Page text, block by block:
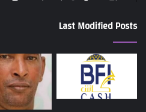
Last Modified Posts